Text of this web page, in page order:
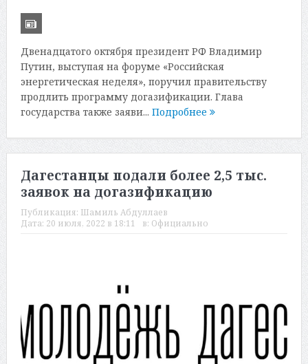
Двенадцатого октября президент РФ Владимир
Путин, выступая на форуме «Российская
энергетическая неделя», поручил правительству
продлить программу догазификации. Глава
государства также заяви... Подробнее
Дагестанцы подали более 2,5 тыс.
заявок на догазификацию
Публикация: Шамиль Абдуллаев
Дата: 20 июля, 2022 в 18:11 в: Официально